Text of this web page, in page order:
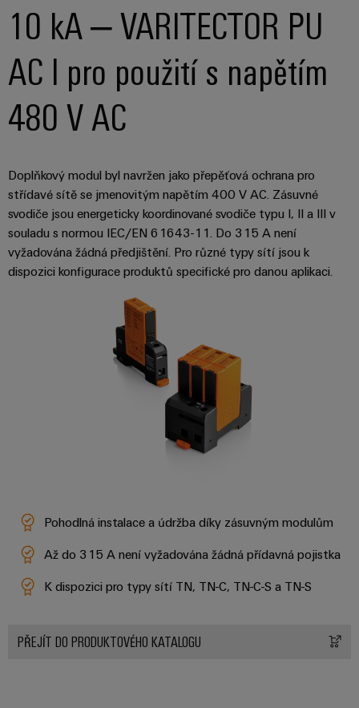
10 kA – VARITECTOR PU
AC I pro použití s napětím
480 V AC
Doplňkový modul byl navržen jako přepěťová ochrana pro
střídavé sítě se jmenovitým napětím 400 V AC. Zásuvné
svodiče jsou energeticky koordinované svodiče typu I, II a III v
souladu s normou IEC/EN 61643-11. Do 315 A není
vyžadována žádná předjištění. Pro různé typy sítí jsou k
dispozici konfigurace produktů specifické pro danou aplikaci.
Pohodlná instalace a údržba díky zásuvným modulům
Až do 315 A není vyžadována žádná přídavná pojistka
K dispozici pro typy sítí TN, TN-C, TN-C-S a TN-S
PŘEJÍT DO PRODUKTOVÉHO KATALOGU